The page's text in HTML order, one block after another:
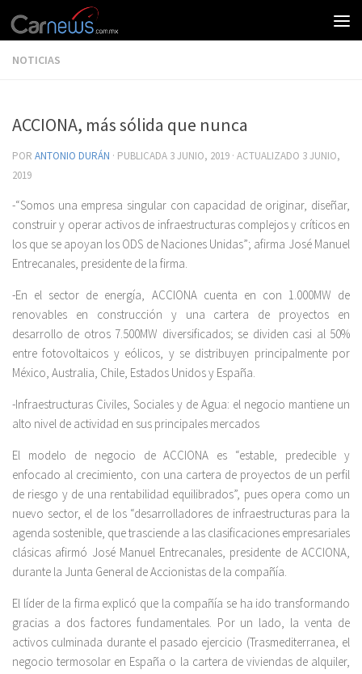
NOTICIAS
ACCIONA, más sólida que nunca
POR ANTONIO DURÁN · PUBLICADA 3 JUNIO, 2019 · ACTUALIZADO 3 JUNIO,
2019
-“Somos una empresa singular con capacidad de originar, diseñar,
construir y operar activos de infraestructuras complejos y críticos en
los que se apoyan los ODS de Naciones Unidas”; afirma José Manuel
Entrecanales, presidente de la firma.
-En el sector de energía, ACCIONA cuenta en con 1.000MW de
renovables en construcción y una cartera de proyectos en
desarrollo de otros 7.500MW diversificados; se dividen casi al 50%
entre fotovoltaicos y eólicos, y se distribuyen principalmente por
México, Australia, Chile, Estados Unidos y España.
-Infraestructuras Civiles, Sociales y de Agua: el negocio mantiene un
alto nivel de actividad en sus principales mercados
El modelo de negocio de ACCIONA es “estable, predecible y
enfocado al crecimiento, con una cartera de proyectos de un perfil
de riesgo y de una rentabilidad equilibrados”, pues opera como un
nuevo sector, el de los “desarrolladores de infraestructuras para la
agenda sostenible, que trasciende a las clasificaciones empresariales
clásicas afirmó José Manuel Entrecanales, presidente de ACCIONA,
durante la Junta General de Accionistas de la compañía.
El líder de la firma explicó que la compañía se ha ido transformando
gracias a dos factores fundamentales. Por un lado, la venta de
activos culminada durante el pasado ejercicio (Trasmediterranea, el
negocio termosolar en España o la cartera de viviendas de alquiler,